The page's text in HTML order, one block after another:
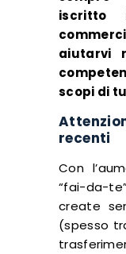
iscritto
aiutarvi
scopi di
recenti
Con
“fai-da-
create
(spesso